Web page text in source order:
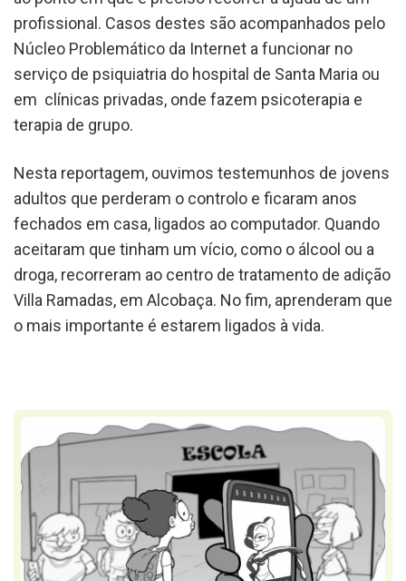
profissional. Casos destes são acompanhados pelo
Núcleo Problemático da Internet a funcionar no
serviço de psiquiatria do hospital de Santa Maria ou
em clínicas privadas, onde fazem psicoterapia e
terapia de grupo.
Nesta reportagem, ouvimos testemunhos de jovens
adultos que perderam o controlo e ficaram anos
fechados em casa, ligados ao computador. Quando
aceitaram que tinham um vício, como o álcool ou a
droga, recorreram ao centro de tratamento de adição
Villa Ramadas, em Alcobaça. No fim, aprenderam que
o mais importante é estarem ligados à vida.